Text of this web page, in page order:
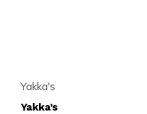
Yakka's
Yakka’s